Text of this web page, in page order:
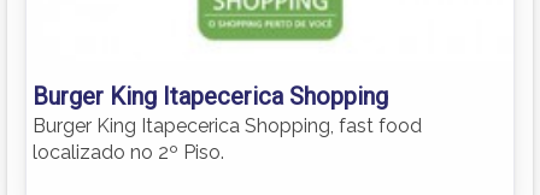
Burger King Itapecerica Shopping
Burger King Itapecerica Shopping, fast food
localizado no 2º Piso.